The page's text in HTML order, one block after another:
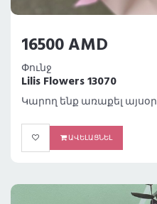
16500 AMD
Փունջ
Lilis Flowers 13070
Կարող ենք առաքել այսօր
ԱՎԵԼԱՑՆԵԼ